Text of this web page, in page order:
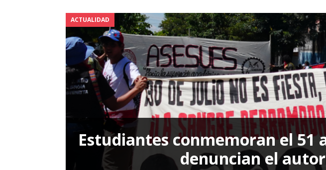
[ 28 julio, 2026 ] ARENA y FMLN apuestan por mujeres en sus fórmulas
ACTUALIDAD
[ 24 julio, 2026 ] A María Hildaura le falló el Estado OPINIÓN
[ 28 julio, 2026 ] Más allá de los casos: cómo entender el VIH en El Salvador
ACTUALIDAD
Estudiantes conmemoran el 51
denuncian el